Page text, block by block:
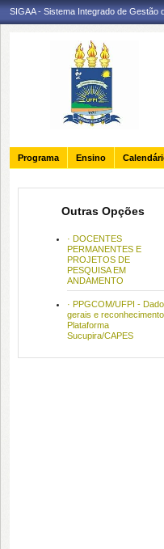
SIGAA - Sistema Integrado de Gestão
Programa Ensino
Outras Opções
· DOCENTES
PERMANENTES E
PROJETOS DE
PESQUISA EM
ANDAMENTO
· PPGCOM/UFPI -
gerais e
Plataforma
Sucupira/CAPES